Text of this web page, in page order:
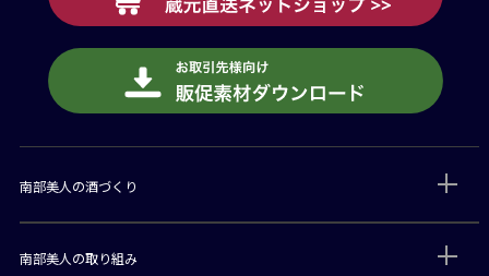
南部美人の酒づくり
南部美人の取り組み